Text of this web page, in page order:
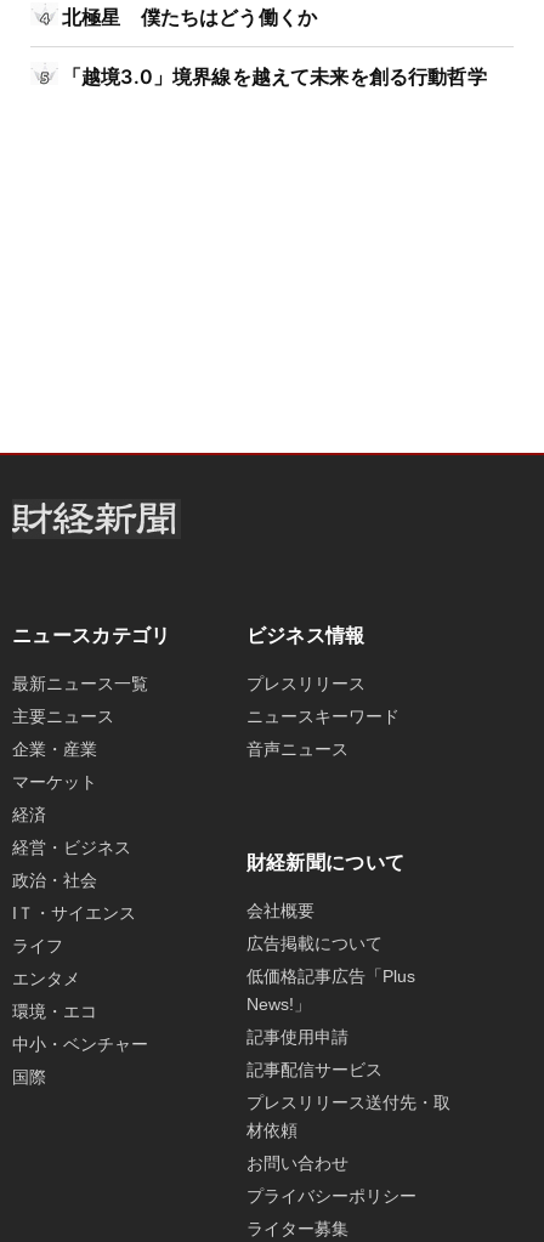
北極星 僕たちはどう働くか
「越境3.0」境界線を越えて未来を創る行動哲学
ニュースカテゴリ
最新ニュース一覧
主要ニュース
企業・産業
マーケット
経済
経営・ビジネス
政治・社会
IＴ・サイエンス
ライフ
エンタメ
環境・エコ
中小・ベンチャー
国際
ビジネス情報
プレスリリース
ニュースキーワード
音声ニュース
財経新聞について
会社概要
広告掲載について
低価格記事広告「Plus
News!」
記事使用申請
記事配信サービス
プレスリリース送付先・取
材依頼
お問い合わせ
プライバシーポリシー
ライター募集